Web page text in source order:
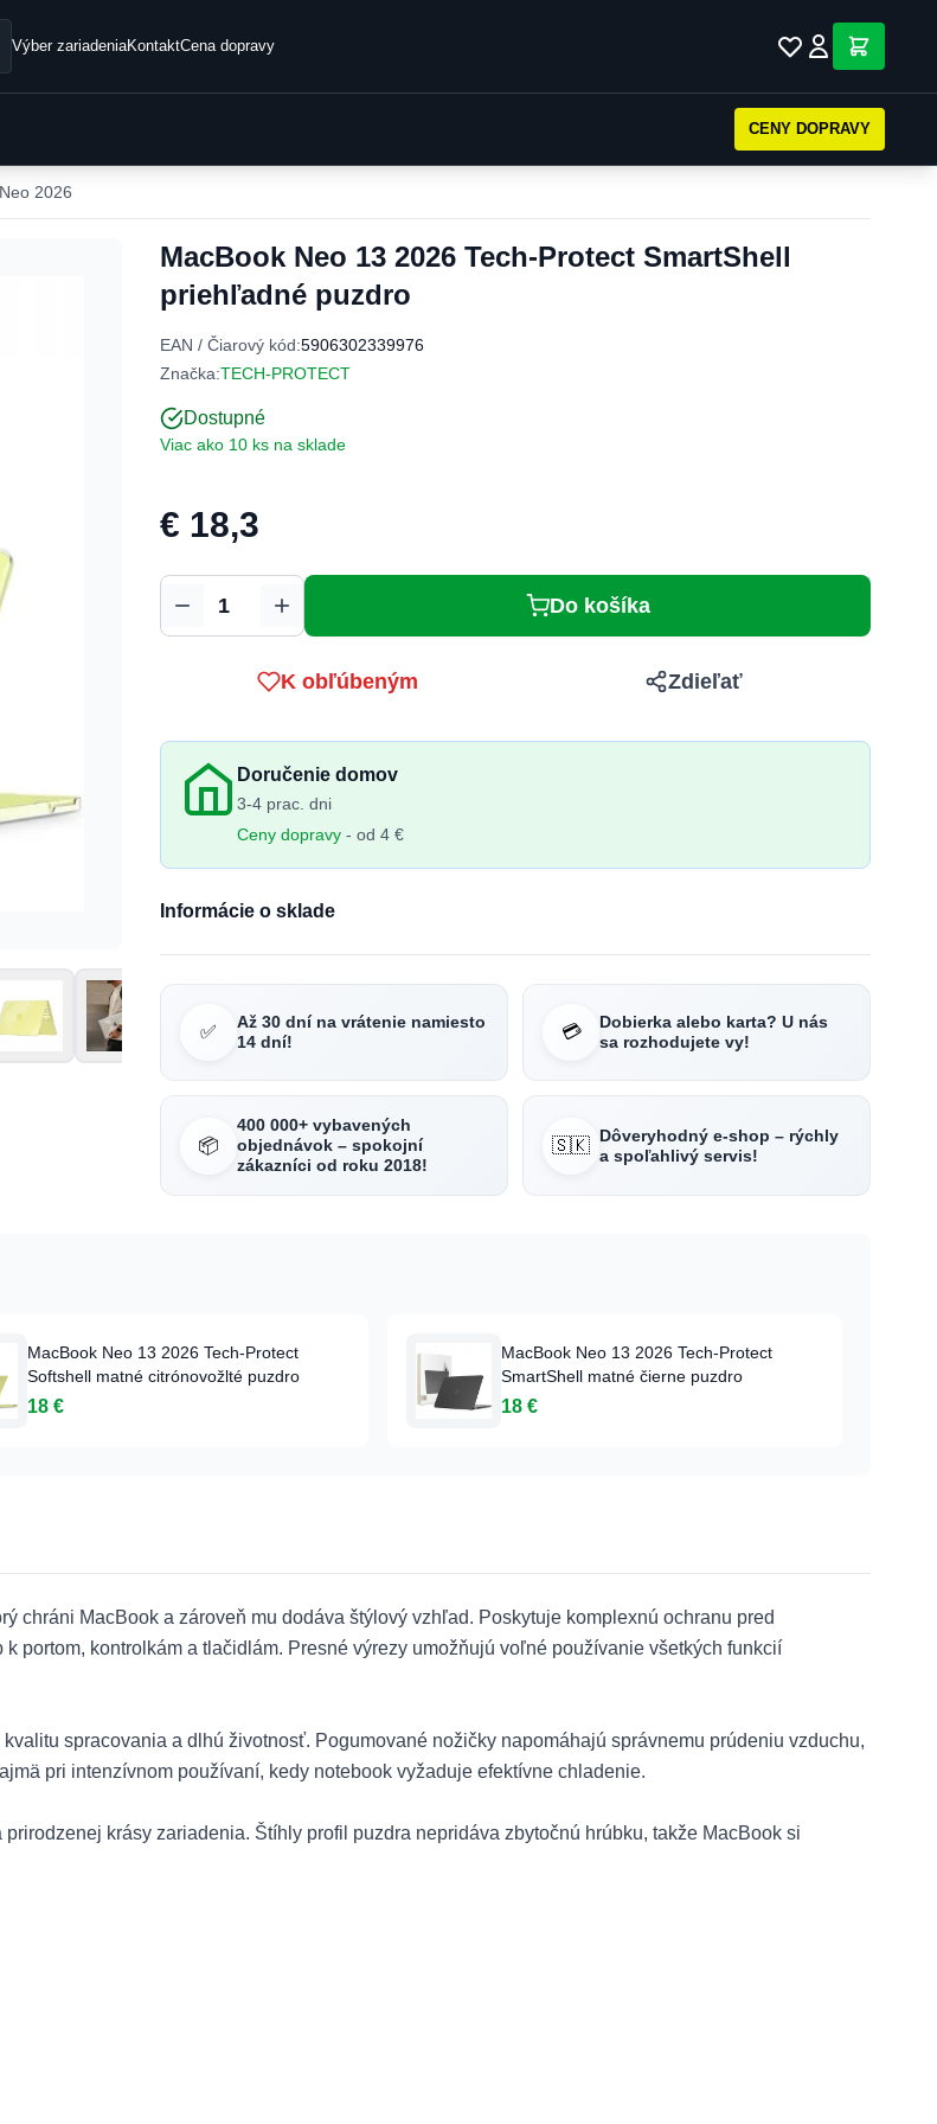
Výber zariadeniaKontaktCena dopravy
CENY DOPRAVY
2026
MacBook Neo 13 2026 Tech-Protect SmartShell
priehľadné puzdro
EAN / Čiarový kód:5906302339976
Značka:TECH-PROTECT
Dostupné
Viac ako 10 ks na sklade
€ 18,3
Množstvo Do košíka
K obľúbeným Zdieľať
Doručenie domov
3-4 prac. dni
Ceny dopravy - od 4 €
Informácie o sklade
✅
Až 30 dní na vrátenie namiesto
14 dní!
💳
Dobierka alebo karta? U nás
sa rozhodujete vy!
📦
400 000+ vybavených
objednávok – spokojní
zákazníci od roku 2018!
🇸🇰 Dôveryhodný e-shop – rýchly
a spoľahlivý servis!
MacBook Neo 13 2026 Tech-Protect
Softshell matné citrónovožlté puzdro
18 €
MacBook Neo 13 2026 Tech-Protect
SmartShell matné čierne puzdro
18 €
chráni MacBook a zároveň mu dodáva štýlový vzhľad. Poskytuje komplexnú ochranu pred
portom, kontrolkám a tlačidlám. Presné výrezy umožňujú voľné používanie všetkých funkcií
spracovania a dlhú životnosť. Pogumované nožičky napomáhajú správnemu prúdeniu vzduchu,
pri intenzívnom používaní, kedy notebook vyžaduje efektívne chladenie.
krásy zariadenia. Štíhly profil puzdra nepridáva zbytočnú hrúbku, takže MacBook si